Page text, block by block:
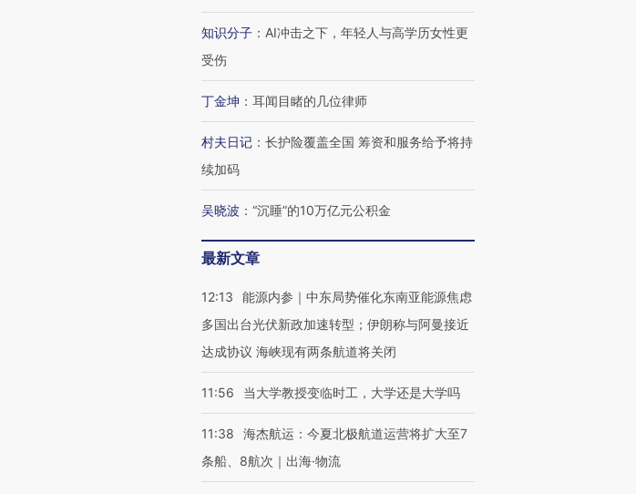
知识分子 ： AI冲击之下，年轻人与高学历女性更
受伤
丁金坤 ： 耳闻目睹的几位律师
村夫日记 ： 长护险覆盖全国 筹资和服务给予将持
续加码
吴晓波 ： “沉睡”的10万亿元公积金
最新文章
12:13
能源内参｜中东局势催化东南亚能源焦虑
多国出台光伏新政加速转型；伊朗称与阿曼接近
达成协议 海峡现有两条航道将关闭
11:56 当大学教授变临时工，大学还是大学吗
11:38
海杰航运：今夏北极航道运营将扩大至7
条船、8航次｜出海·物流